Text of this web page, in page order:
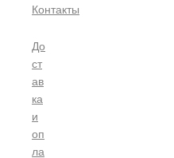
Контакты
До
ст
ав
ка
и
оп
ла